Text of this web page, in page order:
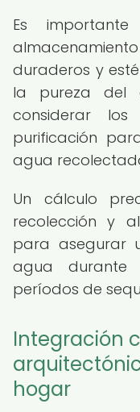
Es
duraderos y
la pureza del
considerar
purificación
agua
Un cálculo
recolección y
para asegurar
agua
períodos de
Integración
hogar